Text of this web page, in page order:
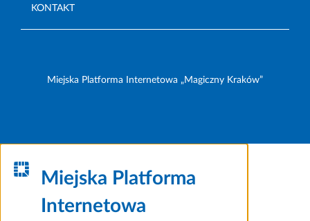
KONTAKT
Miejska Platforma Internetowa „Magiczny Kraków”
Miejska Platforma
Internetowa